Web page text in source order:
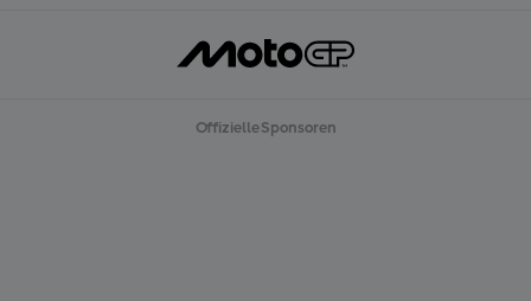
Offizielle Sponsoren